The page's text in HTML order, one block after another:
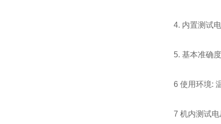
4. 内置测试
5. 基本准确
6 使用环境:
7 机内测试